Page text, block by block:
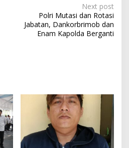
Next post
Polri Mutasi dan Rotasi
Jabatan, Dankorbrimob dan
Enam Kapolda Berganti